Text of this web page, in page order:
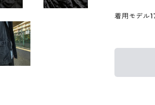
着用モデル